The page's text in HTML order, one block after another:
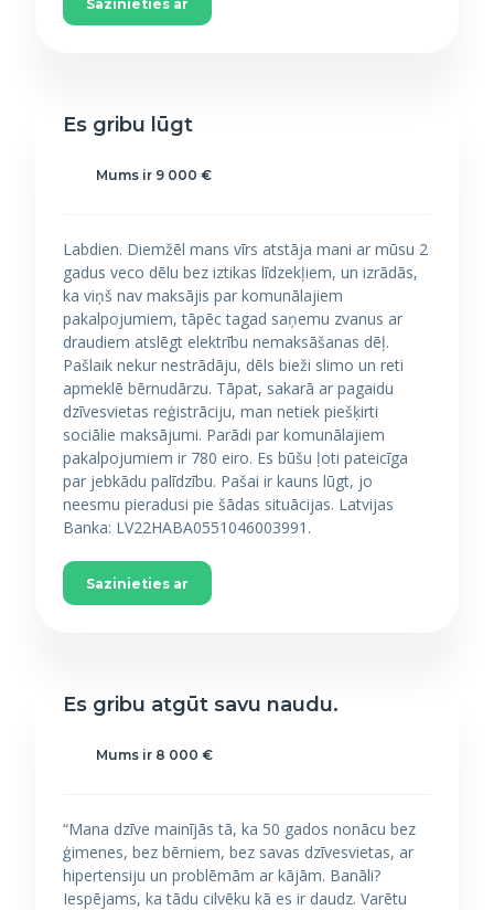
Sazinieties ar
Es gribu lūgt
Mums ir 9 000 €
Labdien. Diemžēl mans vīrs atstāja mani ar mūsu 2
gadus veco dēlu bez iztikas līdzekļiem, un izrādās,
ka viņš nav maksājis par komunālajiem
pakalpojumiem, tāpēc tagad saņemu zvanus ar
draudiem atslēgt elektrību nemaksāšanas dēļ.
Pašlaik nekur nestrādāju, dēls bieži slimo un reti
apmeklē bērnudārzu. Tāpat, sakarā ar pagaidu
dzīvesvietas reģistrāciju, man netiek piešķirti
sociālie maksājumi. Parādi par komunālajiem
pakalpojumiem ir 780 eiro. Es būšu ļoti pateicīga
par jebkādu palīdzību. Pašai ir kauns lūgt, jo
neesmu pieradusi pie šādas situācijas. Latvijas
Banka: LV22HABA0551046003991.
Sazinieties ar
Es gribu atgūt savu naudu.
Mums ir 8 000 €
“Mana dzīve mainījās tā, ka 50 gados nonācu bez
ģimenes, bez bērniem, bez savas dzīvesvietas, ar
hipertensiju un problēmām ar kājām. Banāli?
Iespējams, ka tādu cilvēku kā es ir daudz. Varētu